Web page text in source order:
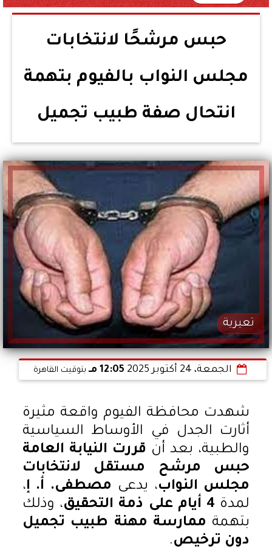
حبس مرشحًا لانتخابات
مجلس النواب بالفيوم بتهمة
انتحال صفة طبيب تجميل
تعيرية
الجمعة، 24 أكتوبر 2025 12:05 مـ بتوقيت القاهرة
شهدت محافظة الفيوم واقعة مثيرة
أثارت الجدل في الأوساط السياسية
والطبية، بعد أن قررت النيابة العامة
حبس مرشح مستقل لانتخابات
مجلس النواب، يدعى مصطفى. أ. إ،
لمدة 4 أيام على ذمة التحقيق
، وذلك
بتهمة ممارسة مهنة طبيب تجميل
دون ترخيص.